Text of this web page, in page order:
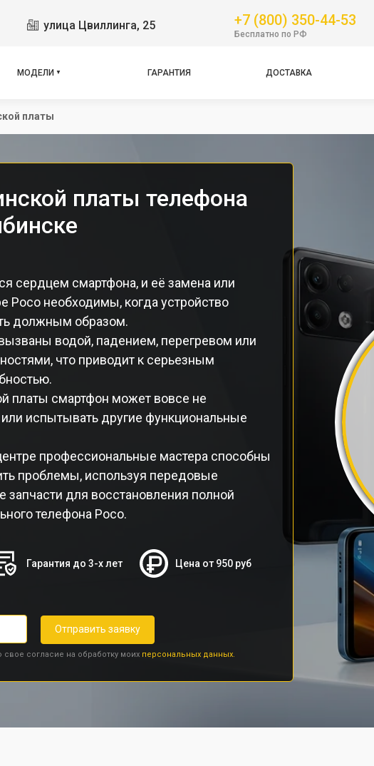
улица Цвиллинга, 25 +7 (800) 350-44-53
Бесплатно по РФ
МОДЕЛИ
X3 GT
X3 Pro
ГАРАНТИЯ ДОСТАВКА
платы
платы телефона
сердцем смартфона, и её замена или
Poco необходимы, когда устройство
должным образом.
водой, падением, перегревом или
что приводит к серьезным
платы смартфон может вовсе не
или испытывать другие функциональные
профессиональные мастера способны
проблемы, используя передовые
запчасти для восстановления полной
телефона Poco.
Гарантия до 3-х лет Цена от 950 руб
Отправить заявку
согласие на обработку моих персональных данных.